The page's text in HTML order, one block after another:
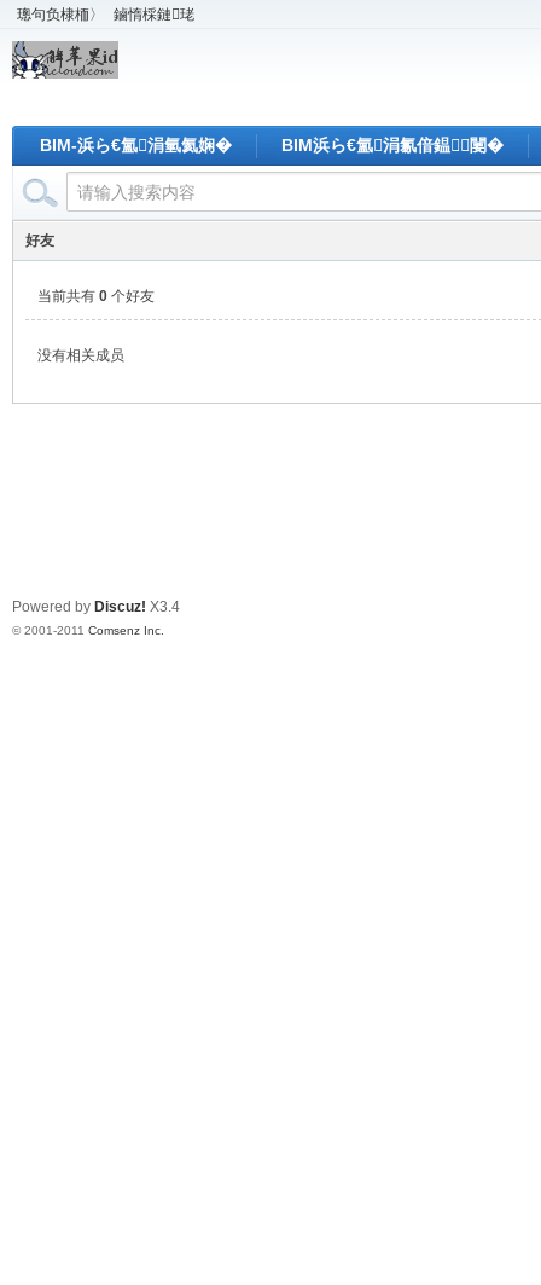
璁句负棣栭〉 鏀惰棌鏈珯
BIM-浜ら€氳涓氫氦娴� BIM浜ら€氳涓氱偣鎾闄�
好友
当前共有 0 个好友
没有相关成员
Powered by Discuz! X3.4
© 2001-2011 Comsenz Inc.